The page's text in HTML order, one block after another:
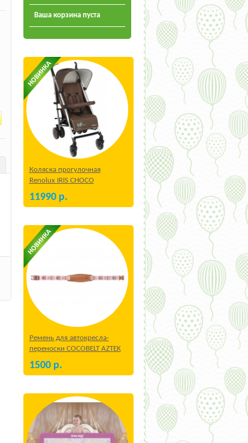
Ваша корзина пуста
Коляска прогулочная
Renolux IRIS CHOCO
11990 р.
Ремень для автокресла-
переноски COCOBELT AZTEK
1500 р.